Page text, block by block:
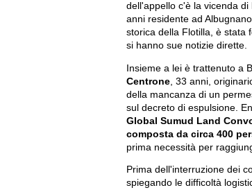
dell'appello c'è la vicenda di
anni residente ad
storica della Flotilla, è stata
si hanno sue notizie dirette.
Insieme a lei è trattenuto a
Centrone , 33 anni,
della mancanza di un
sul decreto di espulsione.
Global Sumud Land
composta da circa 400
prima necessità per
Prima dell'interruzione dei
spiegando le difficoltà